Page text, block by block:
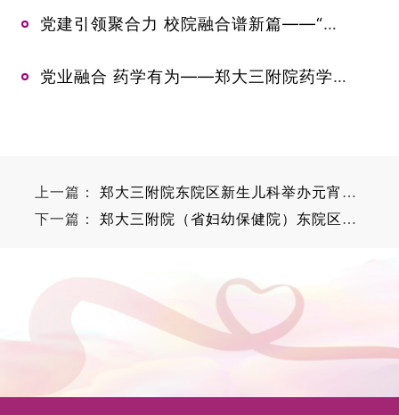
党建引领聚合力 校院融合谱新篇——“教研协同·药创未来”联建活动在郑州大学药学院成功举办
党业融合 药学有为——郑大三附院药学部开展2026年党建业务融合工作推进会
上一篇： 郑大三附院东院区新生儿科举办元宵节“爱心团圆会”活动
下一篇： 郑大三附院（省妇幼保健院）东院区中医门诊开诊啦